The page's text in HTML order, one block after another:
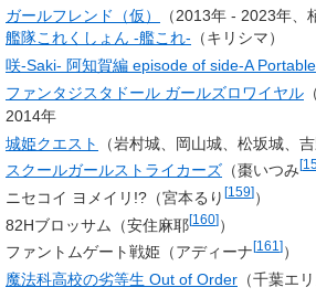
ガールフレンド（仮）
（2013年 - 2023年、
艦隊これくしょん -艦これ- （キリシマ）
咲-Saki- 阿知賀編 episode of side-A Portable
ファンタジスタドール ガールズロワイヤル
2014年
城姫クエスト
（岩村城、岡山城、松坂城、
スクールガールストライカーズ （棗いつみ[
ニセコイ ヨメイリ!?（宮本るり [159] ）
82Hブロッサム（安住麻耶[160]）
ファントムゲート戦姫（アディーナ[161 ] ）
魔法科高校の劣等生 Out of Order （千葉エリ